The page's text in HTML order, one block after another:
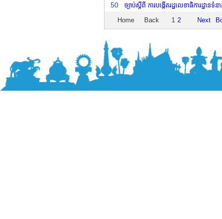
50
ច្បាប់ស្តីពី ការបង្កើតរដ្ឋលេខាធិការដ្ឋាន
Home
Back 1 2 Next